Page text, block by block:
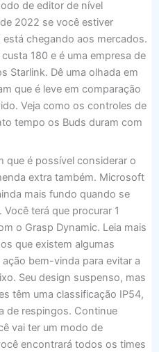
de editor de nível
2022 se você estiver
chegando aos mercados.
180 e é uma empresa de
Starlink. Dê uma olhada em
que é leve em comparação
Veja como os controles de
tempo os Buds duram com
que é possível considerar o
extra também. Microsoft
mais fundo quando se
terá que procurar 1
o Grasp Dynamic. Leia mais
que existem algumas
bem-vinda para evitar a
Seu design suspenso, mas
têm uma classificação IP54,
de respingos. Continue
vai ter um modo de
encontrará todos os times